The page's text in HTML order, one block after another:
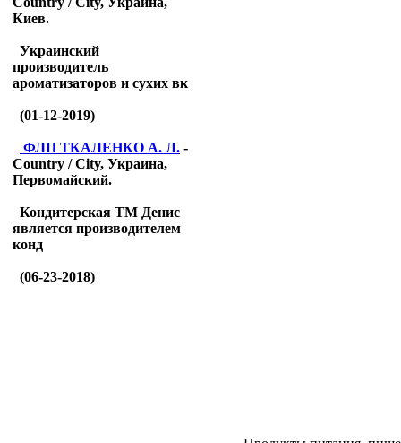
Киев.
Украинский
производитель
ароматизаторов и сухих вк
(01-12-2019)
ФЛП ТКАЛЕНКО А. Л. -
Country / City, Украина,
Первомайский.
Кондитерская ТМ Денис
является производителем
конд
(06-23-2018)